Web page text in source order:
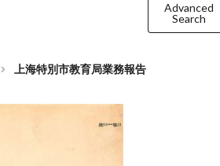
Advanced
Search
上海特別市教育局業務報告